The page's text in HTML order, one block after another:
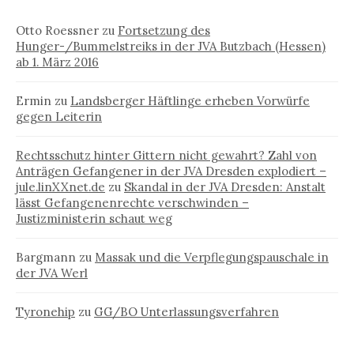
Otto Roessner zu Fortsetzung des
Hunger-/Bummelstreiks in der JVA Butzbach (Hessen)
ab 1. März 2016
Ermin zu Landsberger Häftlinge erheben Vorwürfe
gegen Leiterin
Rechtsschutz hinter Gittern nicht gewahrt? Zahl von
Anträgen Gefangener in der JVA Dresden explodiert –
jule.linXXnet.de zu Skandal in der JVA Dresden: Anstalt
lässt Gefangenenrechte verschwinden –
Justizministerin schaut weg
Bargmann zu Massak und die Verpflegungspauschale in
der JVA Werl
Tyronehip zu GG/BO Unterlassungsverfahren